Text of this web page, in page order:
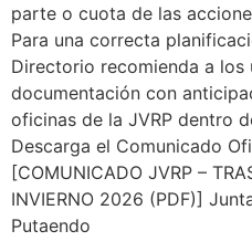
parte o cuota de las
Para una correcta
Directorio recomienda a los
documentación con
oficinas de la JVRP dentro
Descarga el Comunicado
[COMUNICADO JVRP –
INVIERNO 2026 (PDF)]
Putaendo